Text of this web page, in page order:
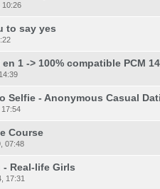
10:26
to say yes
1 -> 100% compatible PCM 14
Selfie - Anonymous Casual
Course
07:48
Real-life Girls
17:31